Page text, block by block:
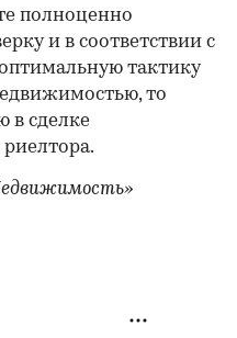
полноценно
и в соответствии с
тактику
то
в сделке